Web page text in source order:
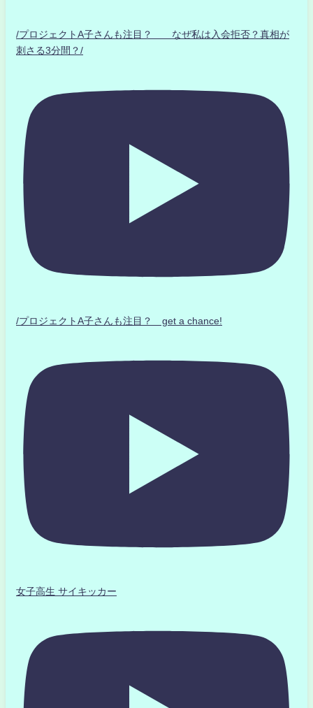
/プロジェクトA子さんも注目？ なぜ私は入会拒否？真相が
刺さる3分間？/
/プロジェクトA子さんも注目？ get a chance!
女子高生 サイキッカー